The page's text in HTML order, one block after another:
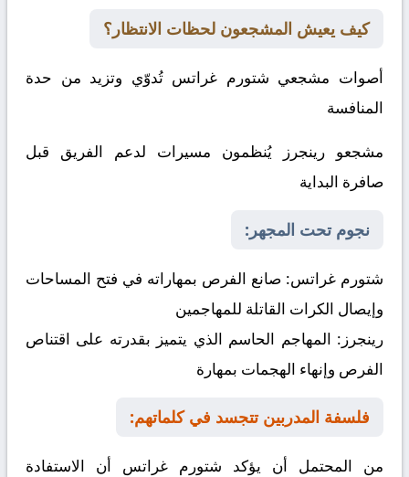
كيف يعيش المشجعون لحظات الانتظار؟
أصوات مشجعي شتورم غراتس تُدوّي وتزيد من حدة
المنافسة
مشجعو رينجرز يُنظمون مسيرات لدعم الفريق قبل
صافرة البداية
نجوم تحت المجهر:
شتورم غراتس: صانع الفرص بمهاراته في فتح المساحات
وإيصال الكرات القاتلة للمهاجمين
رينجرز: المهاجم الحاسم الذي يتميز بقدرته على اقتناص
الفرص وإنهاء الهجمات بمهارة
فلسفة المدربين تتجسد في كلماتهم:
من المحتمل أن يؤكد شتورم غراتس أن الاستفادة